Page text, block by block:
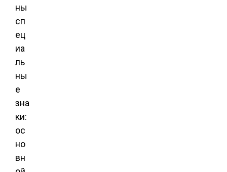
ны
сп
ец
иа
ль
ны
е
зна
ки:
ос
но
вн